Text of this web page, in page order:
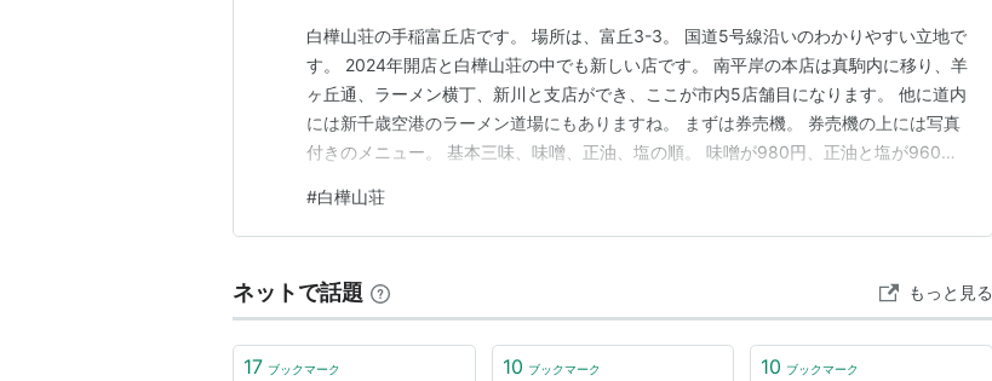
白樺山荘の手稲富丘店です。 場所は、富丘3-3。 国道5号線沿いのわかりやすい立地で
す。 2024年開店と白樺山荘の中でも新しい店です。 南平岸の本店は真駒内に移り、羊
ヶ丘通、ラーメン横丁、新川と支店ができ、ここが市内5店舗目になります。 他に道内
には新千歳空港のラーメン道場にもありますね。 まずは券売機。 券売機の上には写真
付きのメニュー。 基本三味、味噌、正油、塩の順。 味噌が980円、正油と塩が960
しいですね。 醤油ら〜めん。（960円） 表面には背脂、そして黒々としたスープ。 ベ
ースのスープはあっさり…
#白樺山荘
ネットで話題 もっと見る
17 ブックマーク 10 ブックマーク 10 ブックマーク